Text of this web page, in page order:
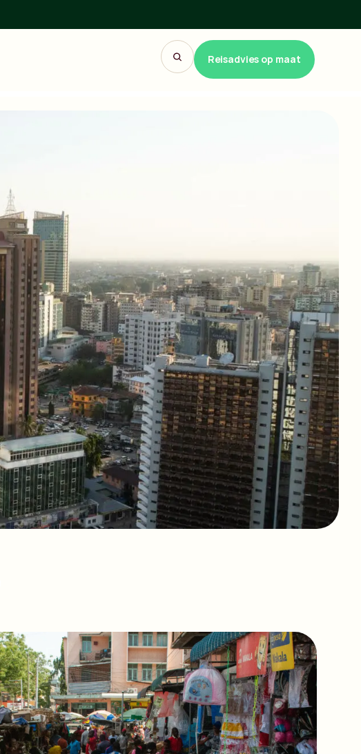
Reisadvies op maat